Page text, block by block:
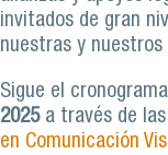
invitados de gran
nuestras y nuestros
Sigue el
2025 a través de
en Comunicación